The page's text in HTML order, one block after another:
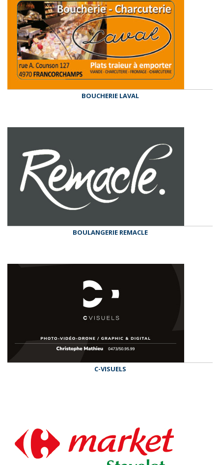
BOUCHERIE LAVAL
BOULANGERIE REMACLE
C-VISUELS